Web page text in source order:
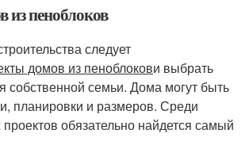
из пеноблоков
следует
домов из пеноблокови выбрать
собственной семьи. Дома могут быть
планировки и размеров. Среди
обязательно найдется самый